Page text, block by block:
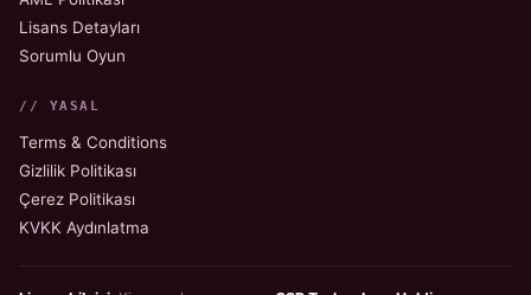
Lisans Detayları
Sorumlu Oyun
// YASAL
Terms & Conditions
Gizlilik Politikası
Çerez Politikası
KVKK Aydınlatma